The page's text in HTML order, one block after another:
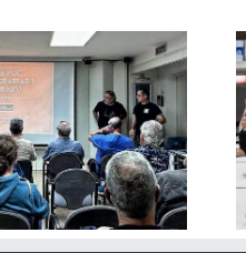
Gimnàstica, solidaritat i fotografia:
Afocer al projecte amb Ucraïna